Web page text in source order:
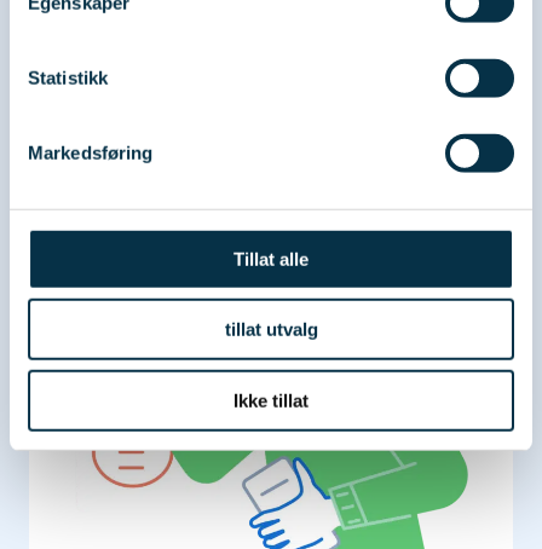
Statistikk
Markedsføring
Tillat alle
tillat utvalg
Ikke tillat
Studenthåndboken er en samling av dine
Her finner du kursreglement, nyttige tips og